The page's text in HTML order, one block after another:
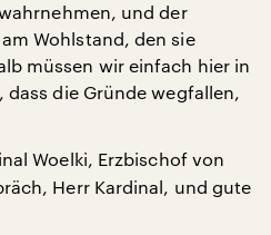
und der
Wohlstand, den sie
müssen wir einfach hier in
dass die Gründe wegfallen,
Woelki, Erzbischof von
Herr Kardinal, und gute